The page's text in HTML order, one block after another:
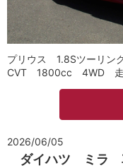
プリウス 1.8Sツーリン
CVT 1800cc 4WD 走
2026/06/05
ダイハツ ミラ